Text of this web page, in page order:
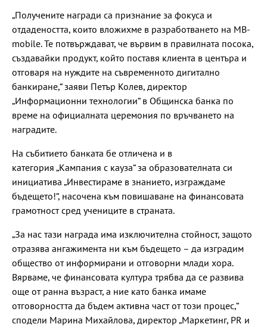
„Получените награди са признание за фокуса и
отдадеността, които вложихме в разработването на MB-
mobile. Те потвърждават, че вървим в правилната посока,
създавайки продукт, който поставя клиента в центъра и
отговаря на нуждите на съвременното дигитално
банкиране,“ заяви Петър Колев, директор
„Информационни технологии“ в Общинска банка по
време на официалната церемония по връчването на
наградите.
На събитието банката бе отличена и в
категория „Кампания с кауза“ за образователната си
инициатива „Инвестираме в знанието, изграждаме
бъдещето!“, насочена към повишаване на финансовата
грамотност сред учениците в страната.
„За нас тази награда има изключителна стойност, защото
отразява ангажимента ни към бъдещето – да изградим
общество от информирани и отговорни млади хора.
Вярваме, че финансовата култура трябва да се развива
още от ранна възраст, а ние като банка имаме
отговорността да бъдем активна част от този процес,“
сподели Марина Михайлова, директор „Маркетинг, PR и